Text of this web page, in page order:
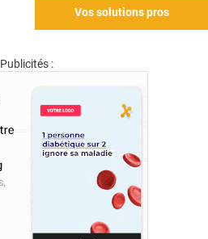
Vos solutions pros
Publicités :